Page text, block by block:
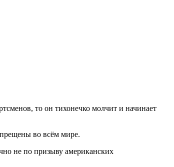
то он тихонечко молчит и начинает
во всём мире.
не по призыву американских